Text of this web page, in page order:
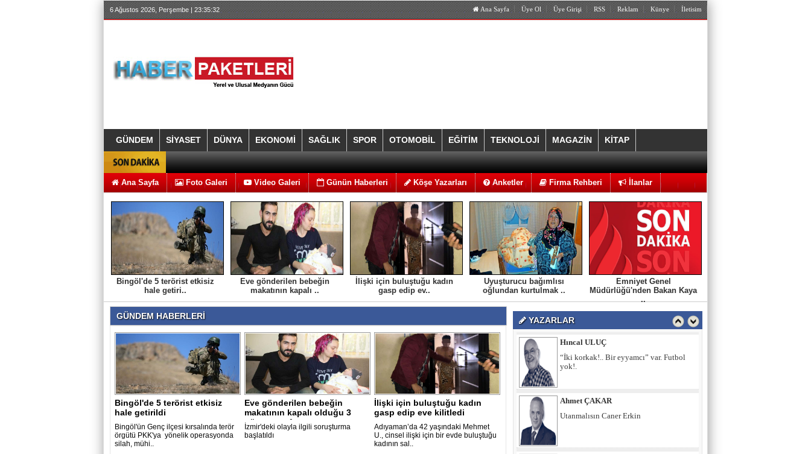
6 Ağustos 2026, Perşembe | 23:35:33 Ana Sayfa Üye Ol Üye Girişi RSS Reklam Künye İletisim
GÜNDEM SİYASET DÜNYA EKONOMİ SAĞLIK SPOR OTOMOBİL EĞİTİM TEKNOLOJİ MAGAZİN KİTAP
Ana Sayfa Foto Galeri Video Galeri Günün Haberleri Köşe Yazarları Anketler Firma Rehberi İlanlar
Bingöl'de 5 terörist etkisiz
hale getiri..
Eve gönderilen bebeğin
makatının kapalı ..
İlişki için buluştuğu kadın
gasp edip ev..
Uyuşturucu bağımlısı
oğlundan kurtulmak ..
Emniyet Genel
Müdürlüğü'nden Bakan Kaya
..
YAZARLAR
Ahmet ÇAKAR
Utanmalısın Caner Erkin
Hilal Kaplan
DEAŞ bitti sırada ne var?
Şeref OĞUZ
Sabırsız Ar-Ge netice verir mi?
Hıncal ULUÇ
“İki korkak!.. Bir eyyamcı” var. Futbol
yok!.
Ahmet ÇAKAR
Utanmalısın Caner Erkin
GÜNDEM HABERLERİ
Bingöl'de 5 terörist etkisiz
hale getirildi
Bingöl'ün Genç ilçesi kırsalında terör
örgütü PKK'ya yönelik operasyonda
silah, mühi..
Eve gönderilen bebeğin
makatının kapalı olduğu 3
gün sonra f..
İzmir'deki olayla ilgili soruşturma
başlatıldı
İlişki için buluştuğu kadın
gasp edip eve kilitledi
Adıyaman’da 42 yaşındaki Mehmet
U., cinsel ilişki için bir evde buluştuğu
kadının sal..